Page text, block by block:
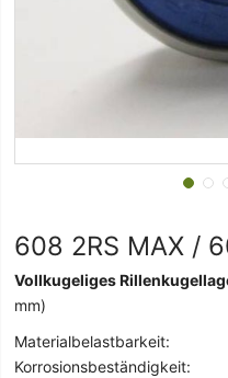
608 2RS MAX /
Vollkugeliges
mm)
Materialbelastbarkeit:
Korrosionsbeständigkeit: